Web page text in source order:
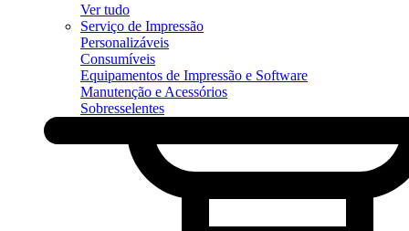
Ver tudo
Serviço de Impressão
Personalizáveis
Consumíveis
Equipamentos de Impressão e Software
Manutenção e Acessórios
Sobresselentes